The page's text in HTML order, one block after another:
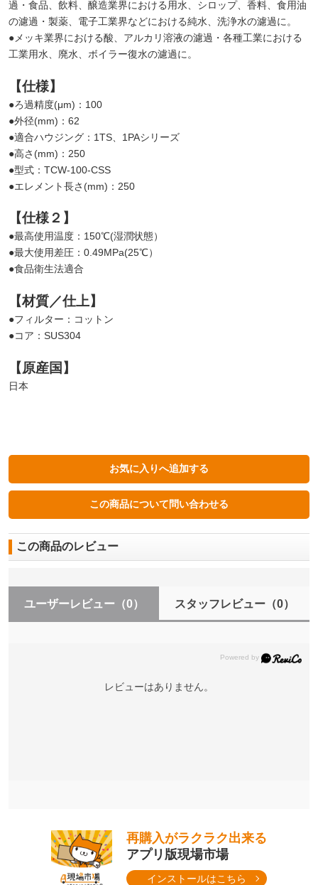
過・食品、飲料、醸造業界における用水、シロップ、香料、食用油
の濾過・製薬、電子工業界などにおける純水、洗浄水の濾過に。
●メッキ業界における酸、アルカリ溶液の濾過・各種工業における
工業用水、廃水、ボイラー復水の濾過に。
【仕様】
●ろ過精度(μm)：100
●外径(mm)：62
●適合ハウジング：1TS、1PAシリーズ
●高さ(mm)：250
●型式：TCW-100-CSS
●エレメント長さ(mm)：250
【仕様２】
●最高使用温度：150℃(湿潤状態）
●最大使用差圧：0.49MPa(25℃）
●食品衛生法適合
【材質／仕上】
●フィルター：コットン
●コア：SUS304
【原産国】
日本
この商品のレビュー
ユーザーレビュー （0） スタッフレビュー（0）
レビューはありません。
再購入がラクラク出来る
アプリ版現場市場
インストールはこちら